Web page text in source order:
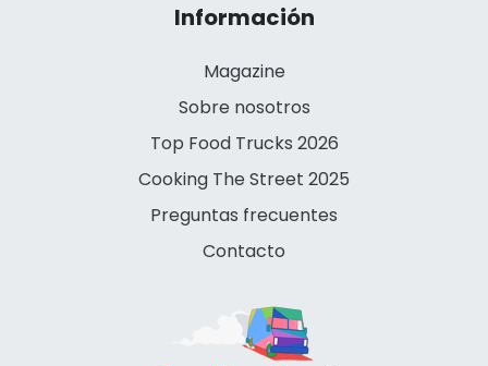
Información
Magazine
Sobre nosotros
Top Food Trucks 2026
Cooking The Street 2025
Preguntas frecuentes
Contacto